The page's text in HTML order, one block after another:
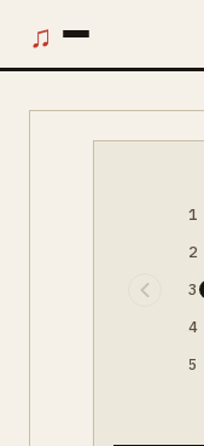
♫
1
2
3
4
5